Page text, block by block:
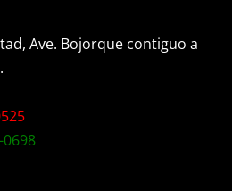
Ave. Bojorque contiguo a